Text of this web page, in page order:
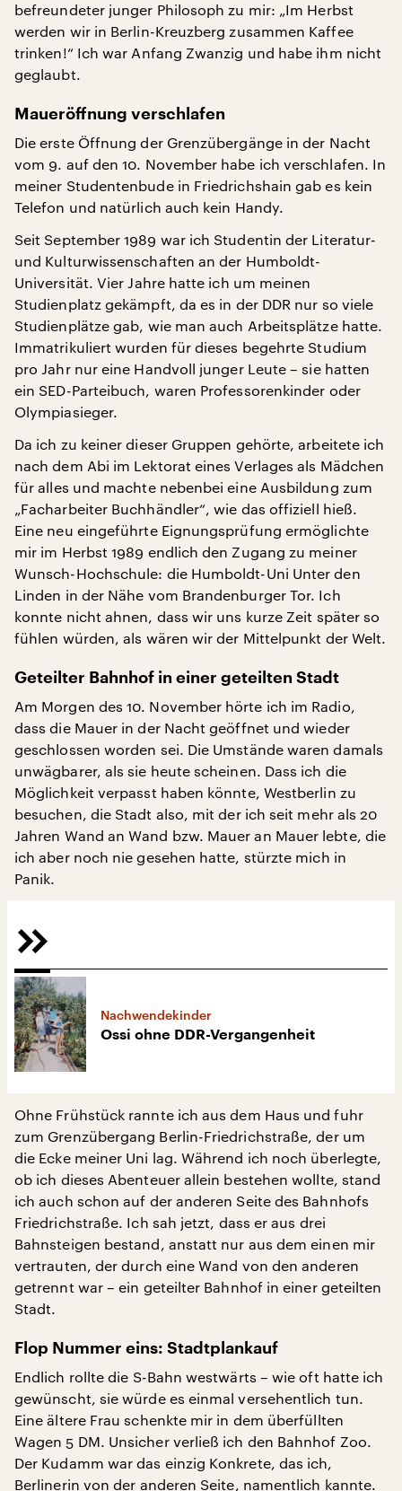
befreundeter junger Philosoph zu mir: „Im Herbst
werden wir in Berlin-Kreuzberg zusammen Kaffee
trinken!“ Ich war Anfang Zwanzig und habe ihm nicht
geglaubt.
Maueröffnung verschlafen
Die erste Öffnung der Grenzübergänge in der Nacht
vom 9. auf den 10. November habe ich verschlafen. In
meiner Studentenbude in Friedrichshain gab es kein
Telefon und natürlich auch kein Handy.
Seit September 1989 war ich Studentin der Literatur-
und Kulturwissenschaften an der Humboldt-
Universität. Vier Jahre hatte ich um meinen
Studienplatz gekämpft, da es in der DDR nur so viele
Studienplätze gab, wie man auch Arbeitsplätze hatte.
Immatrikuliert wurden für dieses begehrte Studium
pro Jahr nur eine Handvoll junger Leute – sie hatten
ein SED-Parteibuch, waren Professorenkinder oder
Olympiasieger.
Da ich zu keiner dieser Gruppen gehörte, arbeitete ich
nach dem Abi im Lektorat eines Verlages als Mädchen
für alles und machte nebenbei eine Ausbildung zum
„Facharbeiter Buchhändler“, wie das offiziell hieß.
Eine neu eingeführte Eignungsprüfung ermöglichte
mir im Herbst 1989 endlich den Zugang zu meiner
Wunsch-Hochschule: die Humboldt-Uni Unter den
Linden in der Nähe vom Brandenburger Tor. Ich
konnte nicht ahnen, dass wir uns kurze Zeit später so
fühlen würden, als wären wir der Mittelpunkt der Welt.
Geteilter Bahnhof in einer geteilten Stadt
Am Morgen des 10. November hörte ich im Radio,
dass die Mauer in der Nacht geöffnet und wieder
geschlossen worden sei. Die Umstände waren damals
unwägbarer, als sie heute scheinen. Dass ich die
Möglichkeit verpasst haben könnte, Westberlin zu
besuchen, die Stadt also, mit der ich seit mehr als 20
Jahren Wand an Wand bzw. Mauer an Mauer lebte, die
ich aber noch nie gesehen hatte, stürzte mich in
Panik.
Nachwendekinder
Ossi ohne DDR-Vergangenheit
Ohne Frühstück rannte ich aus dem Haus und fuhr
zum Grenzübergang Berlin-Friedrichstraße, der um
die Ecke meiner Uni lag. Während ich noch überlegte,
ob ich dieses Abenteuer allein bestehen wollte, stand
ich auch schon auf der anderen Seite des Bahnhofs
Friedrichstraße. Ich sah jetzt, dass er aus drei
Bahnsteigen bestand, anstatt nur aus dem einen mir
vertrauten, der durch eine Wand von den anderen
getrennt war – ein geteilter Bahnhof in einer geteilten
Stadt.
Flop Nummer eins: Stadtplankauf
Endlich rollte die S-Bahn westwärts – wie oft hatte ich
gewünscht, sie würde es einmal versehentlich tun.
Eine ältere Frau schenkte mir in dem überfüllten
Wagen 5 DM. Unsicher verließ ich den Bahnhof Zoo.
Der Kudamm war das einzig Konkrete, das ich,
Berlinerin von der anderen Seite, namentlich kannte.